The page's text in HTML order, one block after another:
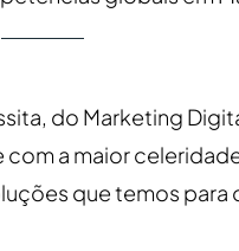
do Marketing
com a maior
que temos para